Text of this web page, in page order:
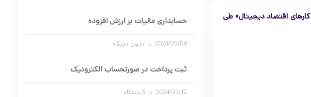
و کسب و کارهای اقتصاد دیجیتال» طی
حسابداری مالیات بر ارزش افزوده
2024/05/08 بدون دیدگاه
ثبت پرداخت در صورتحساب الکترونیک
2024/03/12